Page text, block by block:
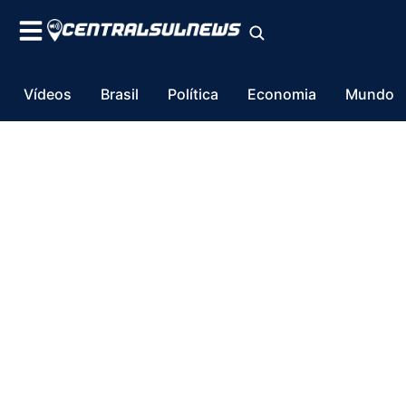
Vídeos Brasil Política Economia Mundo